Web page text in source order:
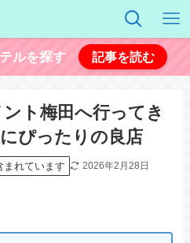
ルを探す 記事を読む
ト梅田へ行ってき
ぴったりの良店
まれています 2026年2月28日